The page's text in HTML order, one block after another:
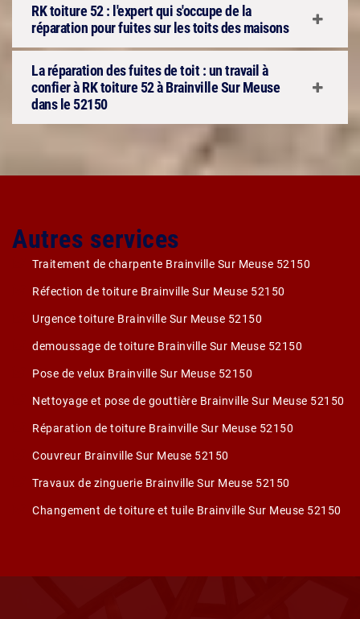
RK toiture 52 : l'expert qui s'occupe de la
réparation pour fuites sur les toits des maisons
La réparation des fuites de toit : un travail à
confier à RK toiture 52 à Brainville Sur Meuse
dans le 52150
Autres services
Traitement de charpente Brainville Sur Meuse 52150
Réfection de toiture Brainville Sur Meuse 52150
Urgence toiture Brainville Sur Meuse 52150
demoussage de toiture Brainville Sur Meuse 52150
Pose de velux Brainville Sur Meuse 52150
Nettoyage et pose de gouttière Brainville Sur Meuse 52150
Réparation de toiture Brainville Sur Meuse 52150
Couvreur Brainville Sur Meuse 52150
Travaux de zinguerie Brainville Sur Meuse 52150
Changement de toiture et tuile Brainville Sur Meuse 52150